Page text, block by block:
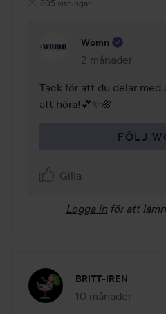
805 visningar
Womn
2 månader
Kommentaren
Tack för att du delar med
att höra!💕✨🌸
FÖLJ
Gilla
Logga in för att
BRITT-IREN
10 månader
Inlägget skapades